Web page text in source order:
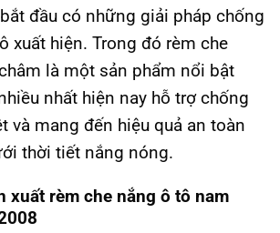
đầu có những giải pháp chống
xuất hiện. Trong đó rèm che
là một sản phẩm nổi bật
nhất hiện nay hỗ trợ chống
và mang đến hiệu quả an toàn
thời tiết nắng nóng.
xuất rèm che nắng ô tô nam